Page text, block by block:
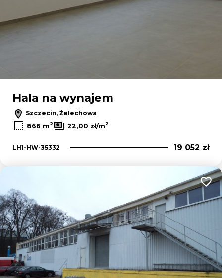
Hala na wynajem
Szczecin, Żelechowa
866 m2 22,00 zł/m2
LH1-HW-35332 19 052 zł